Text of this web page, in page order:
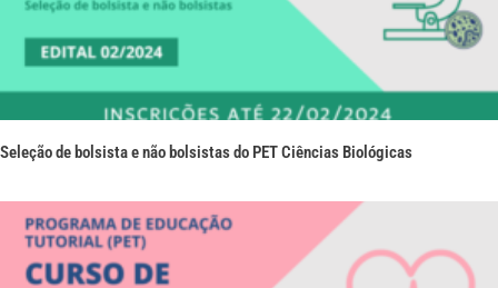
Seleção de bolsista e não bolsistas do PET Ciências Biológicas